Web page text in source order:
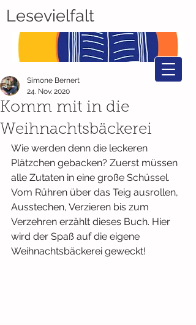
Lesevielfalt
Komm mit in die
Weihnachtsbäckerei
Simone Bernert
24. Nov. 2020
Wie werden denn die leckeren
Plätzchen gebacken? Zuerst müssen
alle Zutaten in eine große Schüssel.
Vom Rühren über das Teig ausrollen,
Ausstechen, Verzieren bis zum
Verzehren erzählt dieses Buch. Hier
wird der Spaß auf die eigene
Weihnachtsbäckerei geweckt!